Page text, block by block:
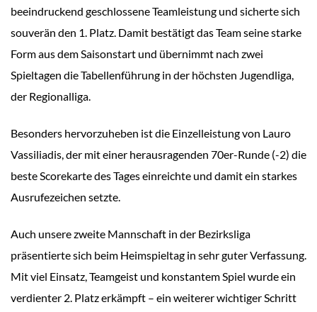
beeindruckend geschlossene Teamleistung und sicherte sich
souverän den 1. Platz. Damit bestätigt das Team seine starke
Form aus dem Saisonstart und übernimmt nach zwei
Spieltagen die Tabellenführung in der höchsten Jugendliga,
der Regionalliga.
Besonders hervorzuheben ist die Einzelleistung von Lauro
Vassiliadis, der mit einer herausragenden 70er-Runde (-2) die
beste Scorekarte des Tages einreichte und damit ein starkes
Ausrufezeichen setzte.
Auch unsere zweite Mannschaft in der Bezirksliga
präsentierte sich beim Heimspieltag in sehr guter Verfassung.
Mit viel Einsatz, Teamgeist und konstantem Spiel wurde ein
verdienter 2. Platz erkämpft – ein weiterer wichtiger Schritt